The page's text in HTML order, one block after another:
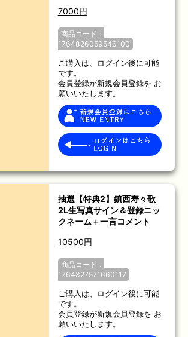
7000円
商品コード：
1764826059546100
ご購入は、ログイン後に可能
です。
会員登録が新規会員登録を お
願いいたします。
抽選【特典2】鎮西寿々歌
2L生写真サイン＆登録ニッ
クネーム＋一言コメント
10500円
商品コード：
1764827571660117
ご購入は、ログイン後に可能
です。
会員登録が新規会員登録を お
願いいたします。